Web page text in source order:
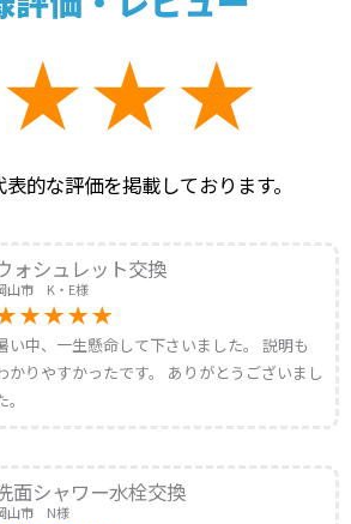
的な評価を掲載しております。
ォシュレット交換
山市 K・E様
い中、一生懸命して下さいました。 説明も
かりやすかったです。 ありがとうございまし
。
面シャワー水栓交換
山市 N様